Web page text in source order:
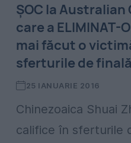
ȘOC la
care a ELIMINAT-
mai făcut o
sferturile de finală
25 IANUARIE 2016
Chinezoaica Shuai
califice în sferturile